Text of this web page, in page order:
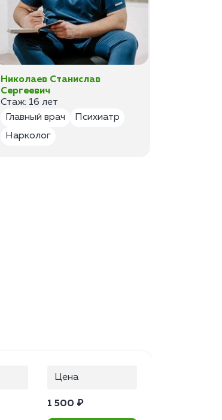
Николаев Станислав
Сергеевич
Стаж: 16 лет
Главный врач
Психиатр
Нарколог
Цена
1 500 ₽